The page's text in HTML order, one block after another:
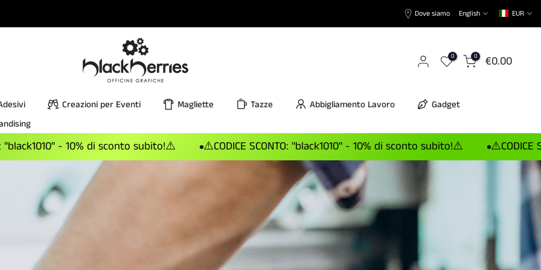
Dove siamo English EUR
0 0 €0.00
Creazioni per Eventi Magliette Tazze Abbigliamento Lavoro
Gadget
- 10% di sconto subito!⚠️ ⚠️CODICE SCONTO: "black1010" - 10% di sconto subito!⚠️ ⚠️CODICE